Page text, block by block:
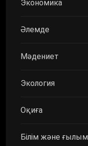
Экономика
Әлемде
Мәдениет
Экология
Оқиға
Білім және ғылым